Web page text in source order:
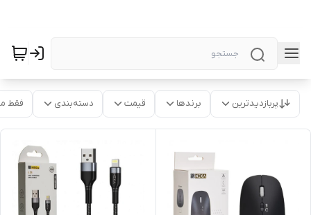
پربازدیدترین برندها قیمت دسته‌بندی فقط